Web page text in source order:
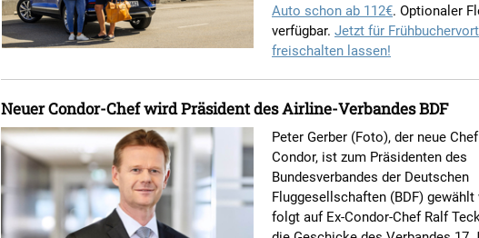
Auto schon ab 112€. Optionaler
verfügbar. Jetzt für
freischalten lassen!
Neuer Condor-Chef wird Präsident des Airline-Verbandes BDF
Peter Gerber (Foto), der neue
Condor, ist zum Präsidenten des
Bundesverbandes der Deutschen
Fluggesellschaften (BDF) gewählt
folgt auf Ex-Condor-Chef Ralf